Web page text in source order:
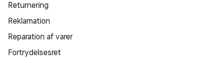
Returnering
Reklamation
Reparation af varer
Fortrydelsesret